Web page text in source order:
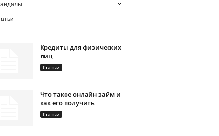
Кредиты для физических
лиц
Статьи
Что такое онлайн займ и
как его получить
Статьи